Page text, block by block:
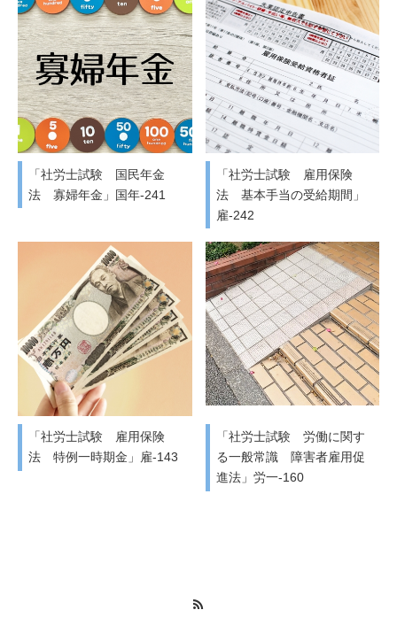
「社労士試験 国民年金
法 寡婦年金」国年-241
「社労士試験 雇用保険
法 基本手当の受給期間」
雇-242
「社労士試験 雇用保険
法 特例一時期金」雇-143
「社労士試験 労働に関す
る一般常識 障害者雇用促
進法」労一-160